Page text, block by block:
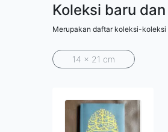
Koleksi baru
Merupakan daftar koleksi-koleksi
14 x 21 cm